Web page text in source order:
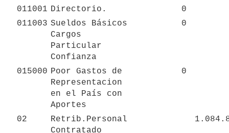
011001 Directorio.
0
011003 Sueldos Básicos
Cargos
Particular
Confianza
0
015000 Poor Gastos de
Representacion
en el País con
Aportes
0
02
Retrib.Personal
Contratado